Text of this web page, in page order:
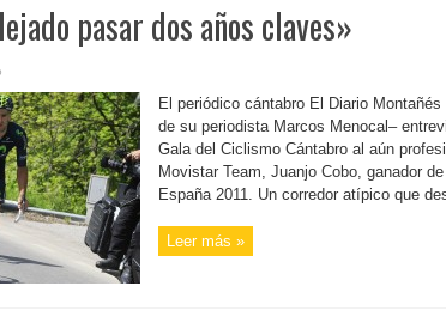
pasar dos años claves»
El periódico cántabro El Diario Montañés
de su periodista Marcos Menocal–
Gala del Ciclismo Cántabro al aún
Movistar Team, Juanjo Cobo, ganador
España 2011. Un corredor atípico que
Leer más »